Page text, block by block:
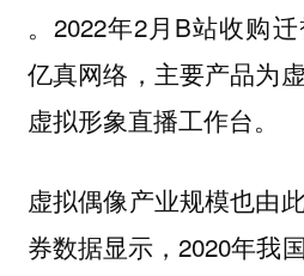
。2022年2月B站收购
亿真网络，主要产品为
虚拟形象直播工作台。
虚拟偶像产业规模也由
券数据显示，2020年我